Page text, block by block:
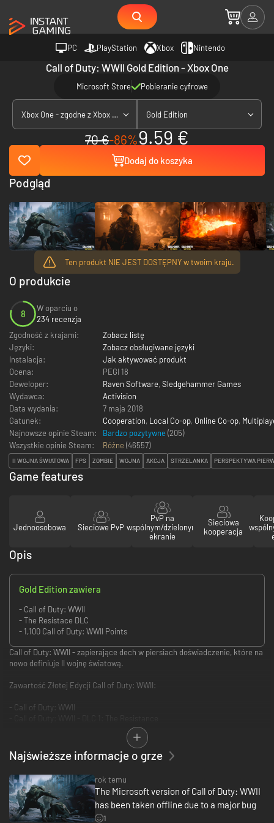
PC PlayStation Xbox Nintendo
Call of Duty: WWII Gold Edition - Xbox One
Microsoft Store Pobieranie cyfrowe
Xbox One - zgodne z Xbox Series X|S Gold Edition
70 €-86%9.59 €
Dodaj do koszyka
Ten produkt NIE JEST DOSTĘPNY w twoim kraju.
O produkcie
8
W oparciu o
234 recenzja
Zgodność z krajami:
Zobacz listę
Języki:
Zobacz obsługiwane języki
Instalacja:
Jak aktywować produkt
Ocena:
PEGI 18
Deweloper:
Raven Software, Sledgehammer Games
Wydawca:
Activision
Data wydania:
7 maja 2018
Gatunek:
Cooperation, Local Co-op, Online Co-op,
Najnowsze opinie Steam:
Bardzo pozytywne (205)
Wszystkie opinie Steam:
Różne (46557)
II WOJNA ŚWIATOWA FPS ZOMBIE WOJNA AKCJA STRZELANKA PERSPEKTYWA
Podgląd
Game features
Jednoosobowa Sieciowe PvP
PvP na
wspólnym/dzielonym
ekranie
Sieciowa
kooperacja
Opis
Gold Edition zawiera
- Call of Duty: WWII
- The Resistace DLC
- 1,100 Call of Duty: WWII Points
Call of Duty: WWII - zapierające dech w piersiach doświadczenie, które na
nowo definiuje II wojnę światową.
Zawartość Złotej Edycji Call of Duty: WWII:
- Call of Duty: WWII
Wyląduj w Normandii i walcz w całej Europie na słynnych polach
bitewnych największej wojny w historii. Weź udział w klasycznych
starciach znanych z serii Call of Duty, poczuj więź z towarzyszami broni i
poznaj brutalne oblicze wojny z tyranią światowego mocarstwa.
Call of Duty: WWII zapewnia niesamowite wrażenia z II wojny światowej w
trzech oddzielnych trybach: kampanii, trybie Wieloosobowym oraz trybie
kooperacji.
Najświeższe informacje o grze
rok temu
The Microsoft version of Call of Duty: WWII
has been taken offline due to a major bug
1